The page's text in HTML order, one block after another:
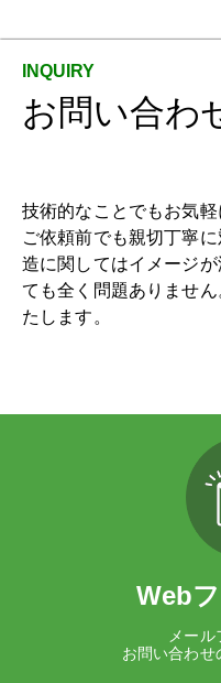
お問い合わ
技術的なことでもお気軽
ご依頼前でも親切丁寧
造に関してはイメージ
ても全く問題ありませ
たします。
Web
メー
お問い合わせ